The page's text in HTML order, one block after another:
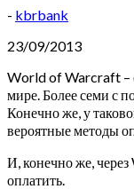
- kbrbank
23/09/2013
World of Warcraft –
мире. Более семи с
Конечно же, у
вероятные методы
И, конечно же,
оплатить.